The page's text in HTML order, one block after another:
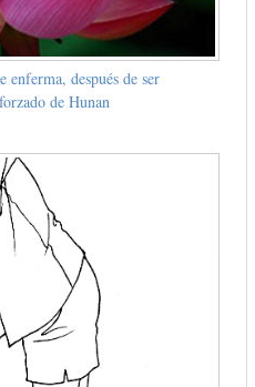
enferma, después de ser
de Hunan